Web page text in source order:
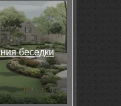
беседки